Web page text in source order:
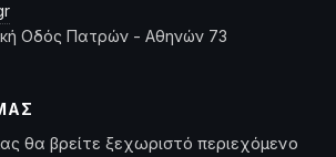
Οδός Πατρών - Αθηνών 73
θα βρείτε ξεχωριστό περιεχόμενο